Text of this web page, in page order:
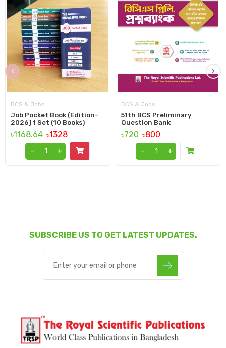
BCS & Jobs
Job Pocket Book (Edition-
2026) 1 Set (10 Books)
৳1168.64 ৳1328
-
+
BCS & Jobs
51th BCS Preliminary
Question Bank
৳720 ৳800
-
+
‹ ›
SUBSCRIBE US TO GET LATEST UPDATES.